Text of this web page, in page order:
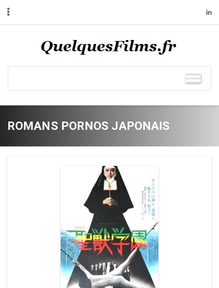
ROMANS PORNOS JAPONAIS